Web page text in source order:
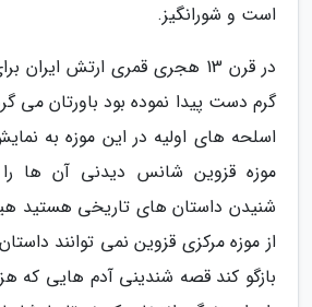
است و شورانگیز.
در قرن 13 هجری قمری ارتش
گرم دست پیدا نموده بود باورتان می
اسلحه های اولیه در این موزه به
موزه قزوین شانس دیدنی آن ها را
شنیدن داستان های تاریخی هستید
از موزه مرکزی قزوین نمی توانند
بازگو کند قصه شندینی آدم هایی که